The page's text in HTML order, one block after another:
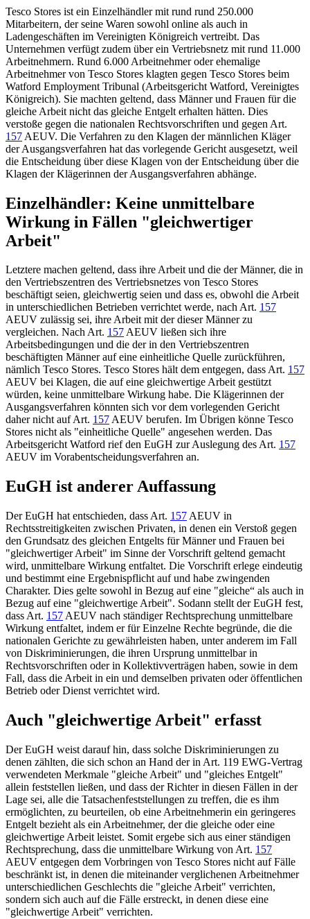
Tesco Stores ist ein Einzelhändler mit rund rund 250.000
Mitarbeitern, der seine Waren sowohl online als auch in
Ladengeschäften im Vereinigten Königreich vertreibt. Das
Unternehmen verfügt zudem über ein Vertriebsnetz mit rund 11.000
Arbeitnehmern. Rund 6.000 Arbeitnehmer oder ehemalige
Arbeitnehmer von Tesco Stores klagten gegen Tesco Stores beim
Watford Employment Tribunal (Arbeitsgericht Watford, Vereinigtes
Königreich). Sie machten geltend, dass Männer und Frauen für die
gleiche Arbeit nicht das gleiche Entgelt erhalten hätten. Dies
verstoße gegen die nationalen Rechtsvorschriften und gegen Art.
157 AEUV. Die Verfahren zu den Klagen der männlichen Kläger
der Ausgangsverfahren hat das vorlegende Gericht ausgesetzt, weil
die Entscheidung über diese Klagen von der Entscheidung über die
Klagen der Klägerinnen der Ausgangsverfahren abhänge.
Einzelhändler: Keine unmittelbare
Wirkung in Fällen "gleichwertiger
Arbeit"
Letztere machen geltend, dass ihre Arbeit und die der Männer, die in
den Vertriebszentren des Vertriebsnetzes von Tesco Stores
beschäftigt seien, gleichwertig seien und dass es, obwohl die Arbeit
in unterschiedlichen Betrieben verrichtet werde, nachArt. 157
AEUV zulässig sei, ihre Arbeit mit der dieser Männer zu
vergleichen. NachArt. 157AEUV ließen sich ihre
Arbeitsbedingungen und die der in den Vertriebszentren
beschäftigten Männer auf eine einheitliche Quelle zurückführen,
nämlich Tesco Stores. Tesco Stores hält dem entgegen, dassArt. 157
AEUV bei Klagen, die auf eine gleichwertige Arbeit gestützt
würden, keine unmittelbare Wirkung habe. Die Klägerinnen der
Ausgangsverfahren könnten sich vor dem vorlegenden Gericht
daher nicht aufArt. 157AEUV berufen. Im Übrigen könne Tesco
Stores nicht als "einheitliche Quelle" angesehen werden. Das
Arbeitsgericht Watford rief den EuGH zur Auslegung desArt. 157
AEUV im Vorabentscheidungsverfahren an.
EuGH ist anderer Auffassung
DerEuGH hat entschieden, dass Art. 157 AEUV in
Rechtsstreitigkeiten zwischen Privaten, in denen ein Verstoß gegen
den Grundsatz des gleichen Entgelts für Männer und Frauen bei
"gleichwertiger Arbeit" im Sinne der Vorschrift geltend gemacht
wird, unmittelbare Wirkung entfaltet. Die Vorschrift erlege eindeutig
und bestimmt eine Ergebnispflicht auf und habe zwingenden
Charakter. Dies gelte sowohl in Bezug auf eine "gleiche“ als auch in
Bezug auf eine "gleichwertige Arbeit". Sodann stellt derEuGH fest,
dass Art. 157 AEUV nach ständiger Rechtsprechung unmittelbare
Wirkung entfaltet, indem er für Einzelne Rechte begründe, die die
nationalen Gerichte zu gewährleisten haben, unter anderem im Fall
von Diskriminierungen, die ihren Ursprung unmittelbar in
Rechtsvorschriften oder in Kollektivverträgen haben, sowie in dem
Fall, dass die Arbeit in ein und demselben privaten oder öffentlichen
Betrieb oder Dienst verrichtet wird.
Auch "gleichwertige Arbeit" erfasst
DerEuGH weist darauf hin, dass solche Diskriminierungen zu
denen zählten, die sich schon an Hand der in Art. 119 EWG-Vertrag
verwendeten Merkmale "gleiche Arbeit" und "gleiches Entgelt"
allein feststellen ließen, und dass der Richter in diesen Fällen in der
Lage sei, alle die Tatsachenfeststellungen zu treffen, die es ihm
ermöglichten, zu beurteilen, ob eine Arbeitnehmerin ein geringeres
Entgelt bezieht als ein Arbeitnehmer, der die gleiche oder eine
gleichwertige Arbeit leistet. Somit ergebe sich aus einer ständigen
Rechtsprechung, dass die unmittelbare Wirkung von Art. 157
AEUV entgegen dem Vorbringen von Tesco Stores nicht auf Fälle
beschränkt ist, in denen die miteinander verglichenen Arbeitnehmer
unterschiedlichen Geschlechts die "gleiche Arbeit" verrichten,
sondern sich auch auf die Fälle erstreckt, in denen diese eine
"gleichwertige Arbeit" verrichten.